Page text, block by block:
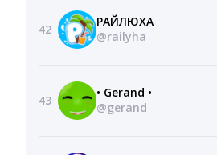
42
РАЙЛЮХА
@railyha
43
• Gerand •
@gerand